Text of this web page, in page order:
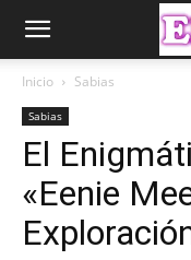
Inicio Sabias
Sabias
El
«Eenie